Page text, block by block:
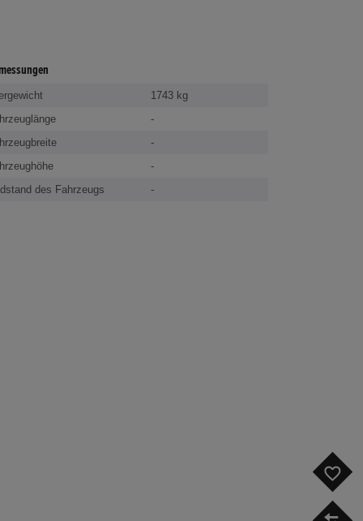
1743 kg
-
-
-
des Fahrzeugs
-